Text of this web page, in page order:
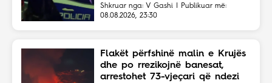
Shkruar nga: V Gashi | Publikuar më:
08.08.2026, 23:30
Flakët përfshinë malin e Krujës
dhe po rrezikojnë banesat,
arrestohet 73-vjeçari që ndezi